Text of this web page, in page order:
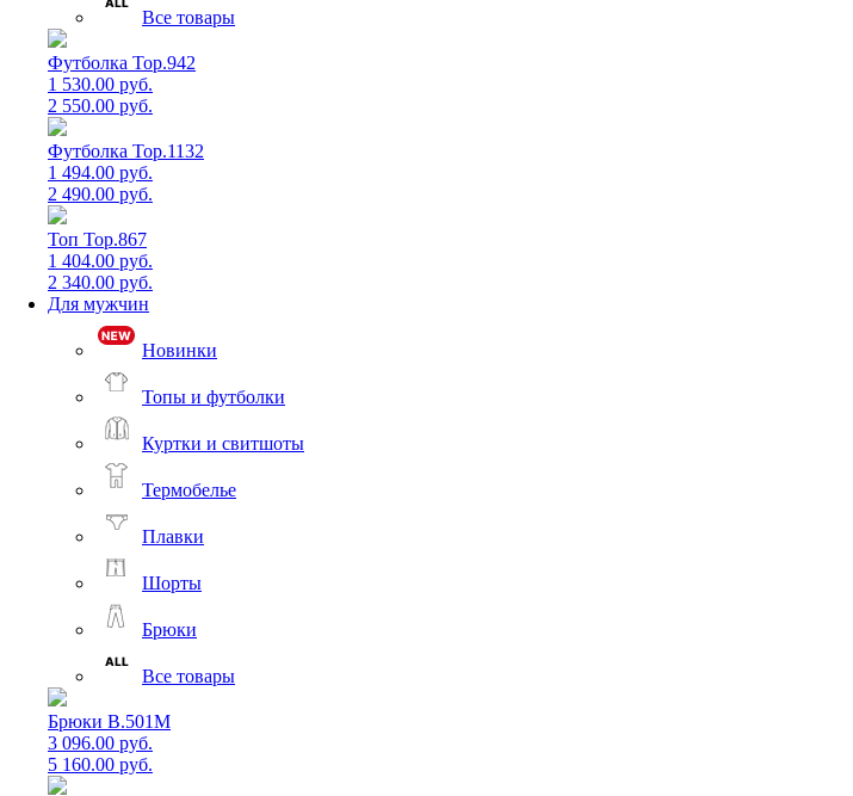
Все товары
Футболка Top.942
1 530.00 руб.
2 550.00 руб.
Футболка Top.1132
1 494.00 руб.
2 490.00 руб.
Топ Top.867
1 404.00 руб.
2 340.00 руб.
Для мужчин
Новинки
Топы и футболки
Куртки и свитшоты
Термобелье
Плавки
Шорты
Брюки
Все товары
Брюки B.501M
3 096.00 руб.
5 160.00 руб.